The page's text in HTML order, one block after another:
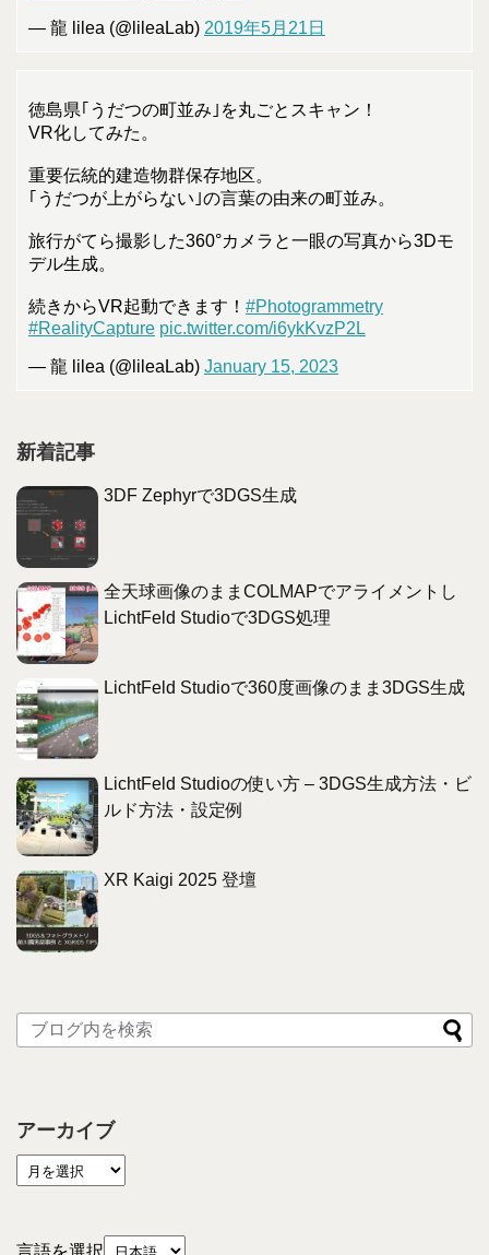
— 龍 lilea (@lileaLab) 2019年5月21日
徳島県｢うだつの町並み｣を丸ごとスキャン！
VR化してみた。
重要伝統的建造物群保存地区。
｢うだつが上がらない｣の言葉の由来の町並み。
旅行がてら撮影した360°カメラと一眼の写真から3Dモ
デル生成。
続きからVR起動できます！ #Photogrammetry
#RealityCapture pic.twitter.com/i6ykKvzP2L
— 龍 lilea (@lileaLab) January 15, 2023
新着記事
3DF Zephyrで3DGS生成
全天球画像のままCOLMAPでアライメントし
LichtFeld Studioで3DGS処理
LichtFeld Studioで360度画像のまま3DGS生成
LichtFeld Studioの使い方 – 3DGS生成方法・ビ
ルド方法・設定例
XR Kaigi 2025 登壇
アーカイブ
言語を選択